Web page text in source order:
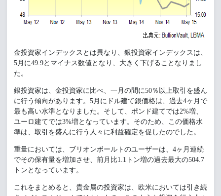
金投資家インデックスとは異なり、銀投資家インデックスは、
5月に49.9とマイナス数値となり、大きく下げることなりまし
た。
銀投資家は、金投資家に比べ、一月の間に50％以上取引を盛ん
に行う傾向があります。5月にドル建て銀価格は、過去4ヶ月で
最も高い水準となりました。そして、ポンド建てでは2%増、
ユーロ建てでは3%増となっています。そのため、この価格水
準は、取引を盛んに行う人々に利益確定を促したのでした。
重量においては、ブリオンボールトのユーザーは、4ヶ月連続
でその保有量を増加させ、前月比1.1トン増の過去最大の504.7
トンとなっています。
これをまとめると、貴金属の投資家は、欧米においては引き続